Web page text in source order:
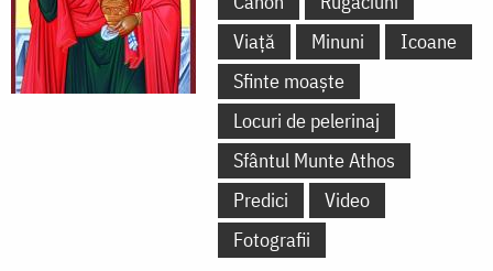
Viață
Minuni
Icoane
Sfinte moaște
Locuri de pelerinaj
Sfântul Munte Athos
Predici
Video
Fotografii